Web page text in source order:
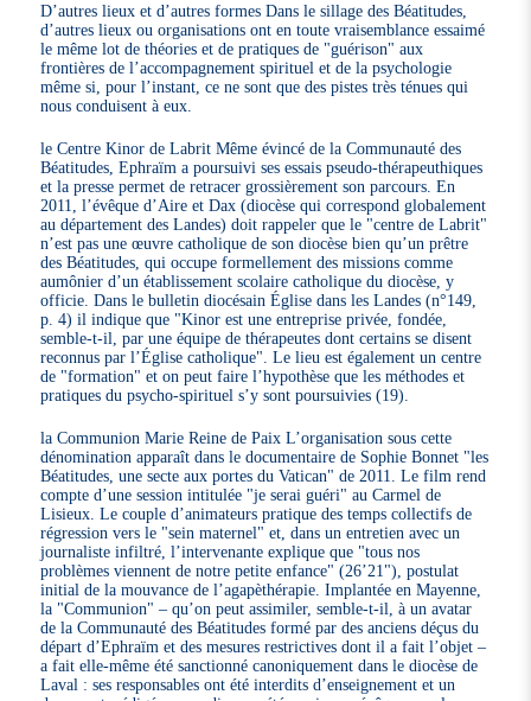
D’autres lieux et d’autres formes Dans le sillage des Béatitudes,
d’autres lieux ou organisations ont en toute vraisemblance essaimé
le même lot de théories et de pratiques de "guérison" aux
frontières de l’accompagnement spirituel et de la psychologie
même si, pour l’instant, ce ne sont que des pistes très ténues qui
nous conduisent à eux.
le Centre Kinor de Labrit Même évincé de la Communauté des
Béatitudes, Ephraïm a poursuivi ses essais pseudo-thérapeuthiques
et la presse permet de retracer grossièrement son parcours. En
2011, l’évêque d’Aire et Dax (diocèse qui correspond globalement
au département des Landes) doit rappeler que le "centre de Labrit"
n’est pas une œuvre catholique de son diocèse bien qu’un prêtre
des Béatitudes, qui occupe formellement des missions comme
aumônier d’un établissement scolaire catholique du diocèse, y
officie. Dans le bulletin diocésain Église dans les Landes (n°149,
p. 4) il indique que "Kinor est une entreprise privée, fondée,
semble-t-il, par une équipe de thérapeutes dont certains se disent
reconnus par l’Église catholique". Le lieu est également un centre
de "formation" et on peut faire l’hypothèse que les méthodes et
pratiques du psycho-spirituel s’y sont poursuivies (19).
la Communion Marie Reine de Paix L’organisation sous cette
dénomination apparaît dans le documentaire de Sophie Bonnet "les
Béatitudes, une secte aux portes du Vatican" de 2011. Le film rend
compte d’une session intitulée "je serai guéri" au Carmel de
Lisieux. Le couple d’animateurs pratique des temps collectifs de
régression vers le "sein maternel" et, dans un entretien avec un
journaliste infiltré, l’intervenante explique que "tous nos
problèmes viennent de notre petite enfance" (26’21"), postulat
initial de la mouvance de l’agapèthérapie. Implantée en Mayenne,
la "Communion" – qu’on peut assimiler, semble-t-il, à un avatar
de la Communauté des Béatitudes formé par des anciens déçus du
départ d’Ephraïm et des mesures restrictives dont il a fait l’objet –
a fait elle-même été sanctionné canoniquement dans le diocèse de
Laval : ses responsables ont été interdits d’enseignement et un